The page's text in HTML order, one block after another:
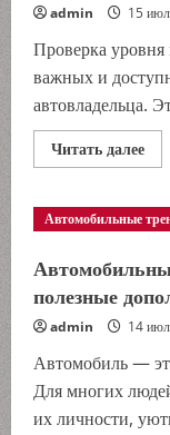
admin 15
Проверка уровня
важных и
автовладельца.
Читать далее
Автомобильные
полезные
admin 14
Автомобиль —
Для многих
их личности,